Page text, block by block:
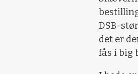
DSB-
det er
fås i big